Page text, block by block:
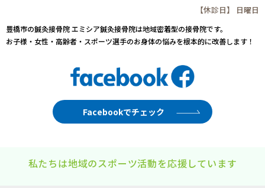
【休診日】 日曜日
豊橋市の鍼灸接骨院 エミシア鍼灸接骨院は地域密着型の接骨院です。
お子様・女性・高齢者・スポーツ選手のお身体の悩みを根本的に改善します！
Facebookでチェック
私たちは地域のスポーツ活動を応援しています